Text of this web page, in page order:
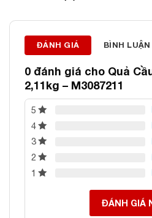
ĐÁNH GIÁ BÌNH LUẬN
0 đánh giá cho Quả
2,11kg – M3087211
5
4
3
2
1
ĐÁNH GIÁ